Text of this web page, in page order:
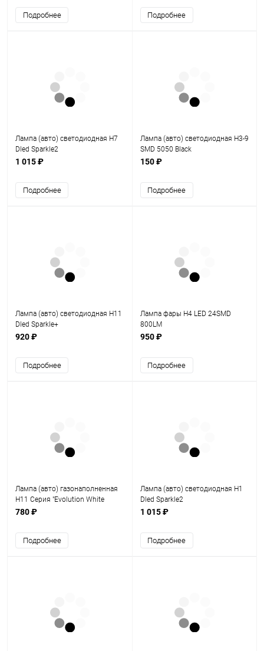
Подробнее Подробнее
Лампа (авто) светодиодная Н7
Dled Sparkle2
1 015 ₽
Подробнее
Лампа (авто) светодиодная Н3-9
SMD 5050 Black
150 ₽
Подробнее
Лампа (авто) светодиодная Н11
Dled Sparkle+
920 ₽
Подробнее
Лампа фары H4 LED 24SMD
800LM
950 ₽
Подробнее
Лампа (авто) газонаполненная
Н11 Серия "Evolution White
780 ₽
Подробнее
Лампа (авто) светодиодная Н1
Dled Sparkle2
1 015 ₽
Подробнее